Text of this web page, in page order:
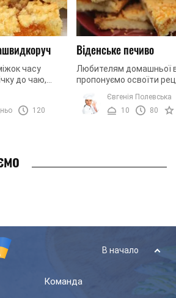
часу
до чаю,
пісочне
варення. З
120
Віденське печиво
Любителям домашньої
пропонуємо освоїти
вдале поєднання
розсипчастого
Євгенія Полевська
10
80
В начало
Команда